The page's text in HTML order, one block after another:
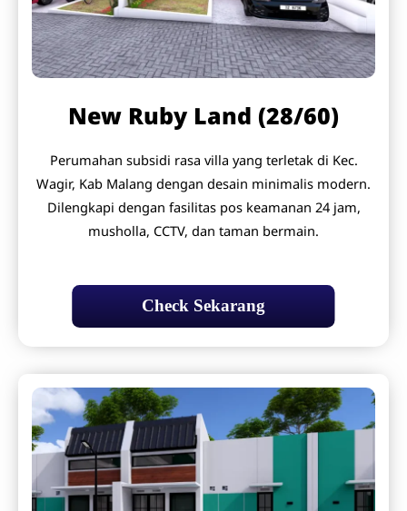
New Ruby Land (28/60)
Perumahan subsidi rasa villa yang terletak di Kec.
Wagir, Kab Malang dengan desain minimalis modern.
Dilengkapi dengan fasilitas pos keamanan 24 jam,
musholla, CCTV, dan taman bermain.